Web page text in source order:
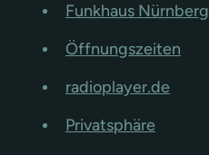
Funkhaus Nürnberg
Öffnungszeiten
radioplayer.de
Privatsphäre